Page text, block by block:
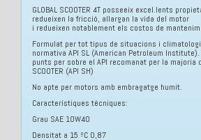
GLOBAL SCOOTER 4T posseeix excel.lents
redueixen la fricció, allargan la vida del motor
i redueixen notablement els costos de
Formulat per tot tipus de situacions i
normativa API SL (American Petroleum
punts per sobre el API recomanat per la majoria
SCOOTER (API SH)
No apte per motors amb embragatge humit.
Característiques tècniques:
Grau SAE 10W40
Densitat a 15 ºC 0,87